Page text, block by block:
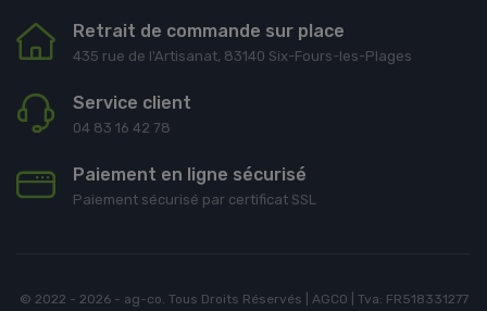
Retrait de commande sur place
435 rue de l'Artisanat, 83140 Six-Fours-les-Plages
Service client
04 83 16 42 78
Paiement en ligne sécurisé
Paiement sécurisé par certificat SSL
© 2022 - 2026 - ag-co. Tous Droits Réservés | AGCO | Tva: FR518331277